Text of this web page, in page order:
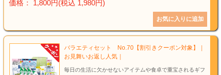
価格： 1,800円(税込 1,980円)
バラエティセット No.70【割引きクーポン対象】｜
お見舞いお返し人気｜
毎日の生活に欠かせないアイテムや食卓で重宝されるギフ